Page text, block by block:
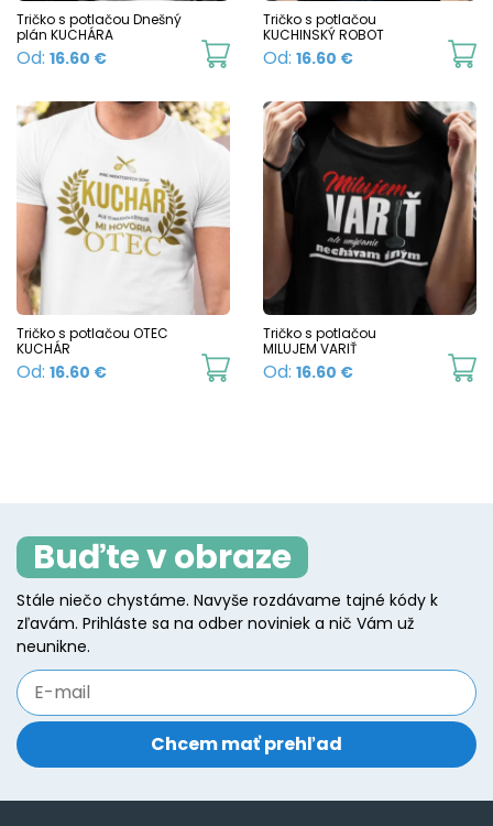
chosen
on
product
page
Tričko s potlačou Dnešný
plán KUCHÁRA
Od: 16.60 €
This
has
multiple
variants.
The
options
chosen
on
Tričko s potlačou
KUCHINSKÝ ROBOT
Od: 16.60 €
Tričko s potlačou OTEC
KUCHÁR
Od: 16.60 €
This
options
may
be
on
product
page
Tričko s potlačou
MILUJEM VARIŤ
Od: 16.60 €
Buďte v obraze
Stále niečo chystáme. Navyše rozdávame tajné kódy k
zľavám. Prihláste sa na odber noviniek a nič Vám už
neunikne.